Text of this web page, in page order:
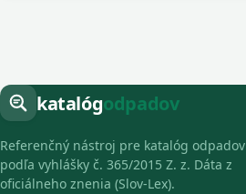
katalógodpadov
Referenčný nástroj pre katalóg odpadov
podľa vyhlášky č. 365/2015 Z. z. Dáta z
oficiálneho znenia (Slov-Lex).